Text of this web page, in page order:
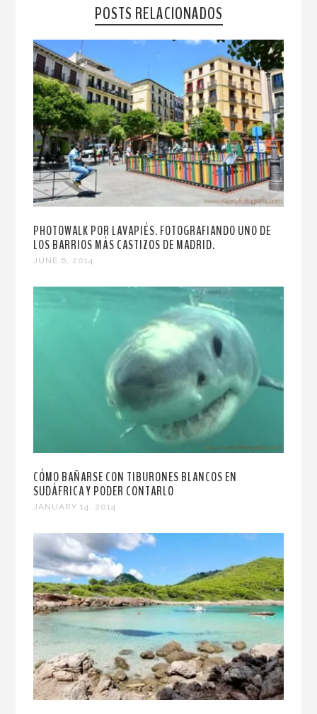
POSTS RELACIONADOS
PHOTOWALK POR LAVAPIÉS. FOTOGRAFIANDO UNO DE
LOS BARRIOS MÁS CASTIZOS DE MADRID.
JUNE 6, 2014
CÓMO BAÑARSE CON TIBURONES BLANCOS EN
SUDÁFRICA Y PODER CONTARLO
JANUARY 14, 2014